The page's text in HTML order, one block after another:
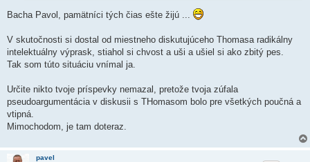
Bacha Pavol, pamätníci tých čias ešte žijú ...
V skutočnosti si dostal od miestneho diskutujúceho Thomasa radikálny
intelektuálny výprask, stiahol si chvost a uši a ušiel si ako zbitý pes.
Tak som túto situáciu vnímal ja.
Určite nikto tvoje príspevky nemazal, pretože tvoja zúfala
pseudoargumentácia v diskusii s THomasom bolo pre všetkých poučná a
vtipná.
Mimochodom, je tam doteraz.
pavel